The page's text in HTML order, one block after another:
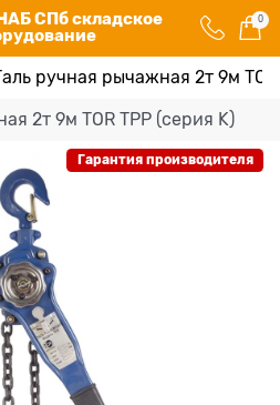
СПб складское
0
ручная рычажная 2т 9м
2т 9м TOR ТРP (серия K)
Гарантия производителя